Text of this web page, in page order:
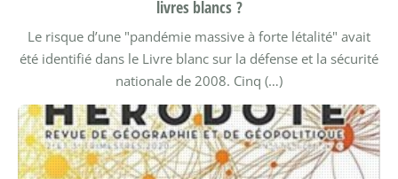
livres blancs ?
Le risque d’une "pandémie massive à forte létalité" avait
été identifié dans le Livre blanc sur la défense et la sécurité
nationale de 2008. Cinq (…)